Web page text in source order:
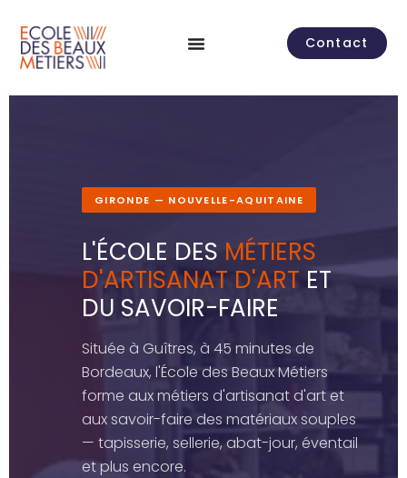
Contact
GIRONDE — NOUVELLE-AQUITAINE
L'ÉCOLE DES MÉTIERS
D'ARTISANAT D'ART ET
DU SAVOIR-FAIRE
Située à Guîtres, à 45 minutes de
Bordeaux, l'École des Beaux Métiers
forme aux métiers d'artisanat d'art et
aux savoir-faire des matériaux souples
— tapisserie, sellerie, abat-jour, éventail
et plus encore.